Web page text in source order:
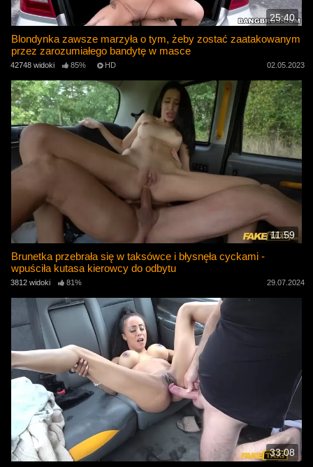
25:40
Blondynka zawsze marzyła o tym, żeby zostać zaatakowanym
przez zarozumiałego bandytę w masce
42748 widoki 85% HD 02.05.2023
11:59
Brunetka przebrała się w taksówce i błysnęła cyckami -
wpuściła kutasa kierowcy do odbytu
3812 widoki 81% 29.07.2024
33:08